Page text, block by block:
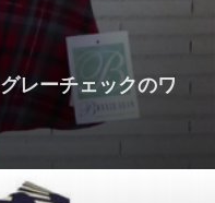
レーチェックのワ